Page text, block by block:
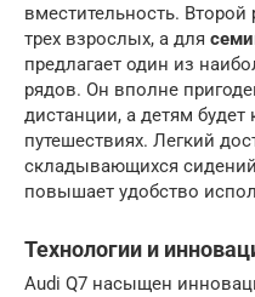
вместительность.
трех взрослых, а для
предлагает один из
рядов. Он вполне
дистанции, а детям
путешествиях. Легкий
складывающихся
повышает удобство
Технологии и
Audi Q7 насыщен